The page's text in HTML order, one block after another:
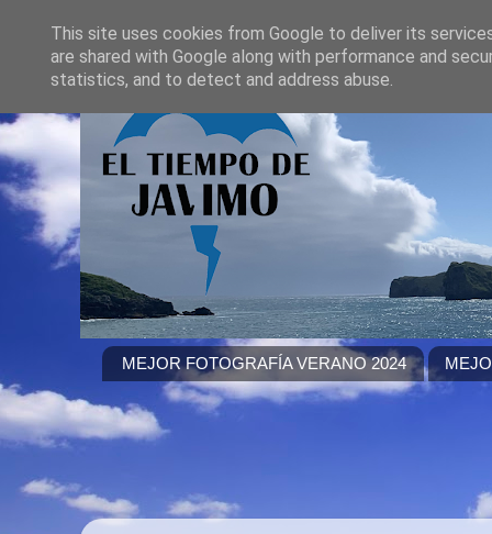
MEJOR FOTOGRAFÍA VERANO 2024
This site uses cookies from Google to deliver its
are shared with Google along with performance and
statistics, and to detect and address abuse.